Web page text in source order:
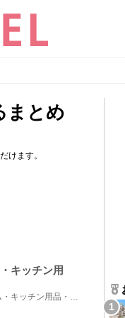
まとめ
けます。
キッチン用
くまのプーさんのグッズをランキング形式で15位からご紹介します♪雑貨アイテム・キッチン用品・お菓子を...